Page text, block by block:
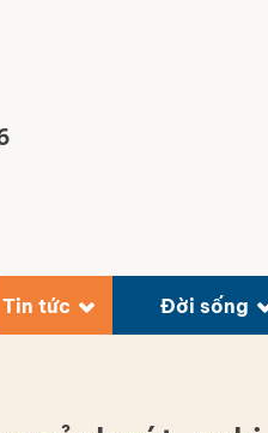
Tin tức Đời sống